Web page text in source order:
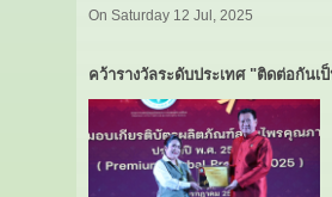
On Saturday 12 Jul, 2025
คว้ารางวัลระดับประเทศ "ติดต่อกันเ